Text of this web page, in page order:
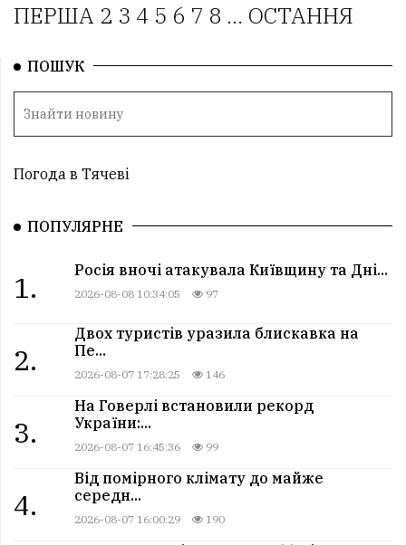
ПЕРША 2 3 4 5 6 7 8 ... ОСТАННЯ
ПОШУК
Погода в Тячеві
ПОПУЛЯРНЕ
1.
Росія вночі атакувала Київщину та Дні...
2026-08-08 10:34:05 97
2.
Двох туристів уразила блискавка на
Пе...
2026-08-07 17:28:25 146
3.
На Говерлі встановили рекорд
України:...
2026-08-07 16:45:36 99
4.
Від помірного клімату до майже
середн...
2026-08-07 16:00:29 190